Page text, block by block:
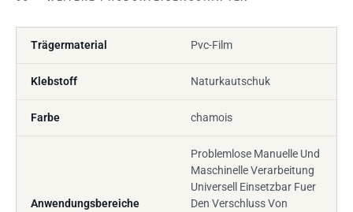
Trägermaterial Pvc-Film
Klebstoff Naturkautschuk
Farbe chamois
Anwendungsbereiche
Problemlose Manuelle Und
Maschinelle Verarbeitung
Universell Einsetzbar Fuer
Den Verschluss Von